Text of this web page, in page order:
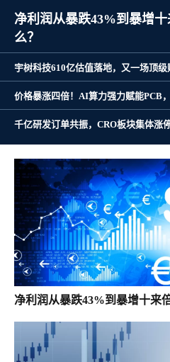
净利润从暴跌43%到暴增
么？
宇树科技610亿估值落地，又一场顶级
价格暴涨四倍！AI算力强力赋能PCB
千亿研发订单共振，CRO板块集体涨
净利润从暴跌43%到暴增十来